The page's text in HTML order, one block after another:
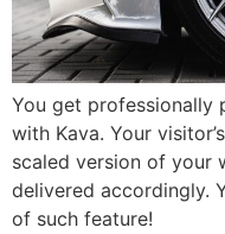
You get professionally
with Kava. Your
scaled version of your
delivered accordingly.
of such feature!